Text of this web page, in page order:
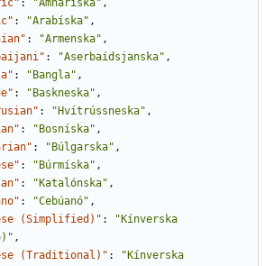
: "Amharíska" ,
: "Arabíska" ,
: "Armenska" ,
: "Aserbaídsjanska" ,
: "Bangla" ,
: "Baskneska" ,
: "Hvítrússneska" ,
: "Bosníska" ,
: "Búlgarska" ,
: "Búrmíska" ,
: "Katalónska" ,
: "Cebúanó" ,
(Simplified)" :
"Kínverska
,
(Traditional)" :
"Kínverska